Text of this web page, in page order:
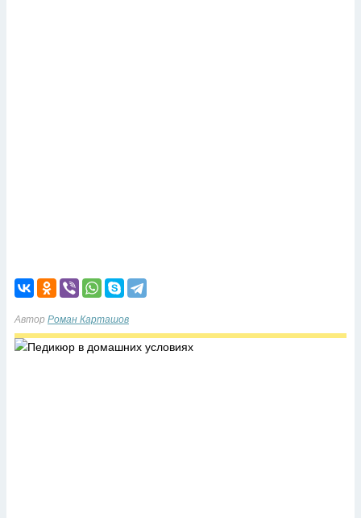
Автор Роман Карташов